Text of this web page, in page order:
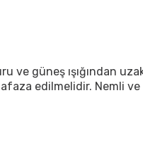
ve güneş ışığından
edilmelidir. Nemli